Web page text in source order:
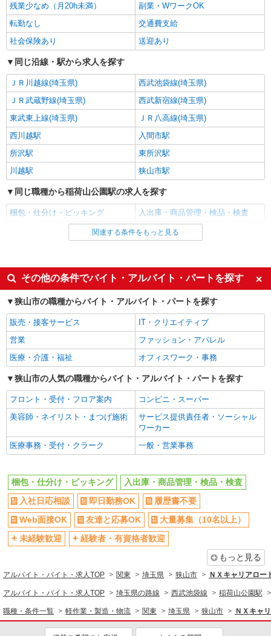
派遣社員
ランスタッド株式会社 所沢支店（所沢事業所）/FTRZ115238
仕分け・ピッキング・梱包
時給1330円 月収例：256700円＝1330円×8時間
×21日勤務＋残業20時間の場合、交通費別途支給
※交通費実費支給／当社規定あり。
埼玉県狭山市上赤坂 入曽駅から車13分
キープ 詳細を見る
派遣社員
ランスタッド株式会社 所沢支店（所沢事業所）/FTRZ115145
仕分け・ピッキング・梱包
時給1500円 お仕事の内容・職種・勤務地によ
り異なります ※交通費実費支給／当社規定あり。
埼玉県狭山市 お仕事内容により異なります
検査
時給1300円 ※交通費実費支給／当社規定あ
り。
埼玉県狭山市広瀬台 狭山市駅より車10分
詳細を見る
SGフィルダー株式会社/W24086-016
荷物・商品仕分け
時給1210円
≪西埼玉事業場≫ 埼玉県狭山市柏原230-7
（佐川急便 西埼玉営業所内）
アルバイト パート
SGフィルダー株式会社/W24086-015
荷物・商品仕分け
時給1210円 ※22:00〜翌5:00の間は深夜手当込
みで時給1，513円になります。
≪西埼玉事業場≫ 埼玉県狭山市柏原230-7
（佐川急便 西埼玉営業所内）
キープ 詳細を見る
残業少なめ（月20h未満）
副業・WワークOK
転勤なし
交通費支給
社会保険あり
送迎あり
同じ沿線・駅から求人を探す
ＪＲ川越線(埼玉県)
西武池袋線(埼玉県)
ＪＲ武蔵野線(埼玉県)
西武新宿線(埼玉県)
東武東上線(埼玉県)
ＪＲ八高線(埼玉県)
西川越駅
入間市駅
所沢駅
東所沢駅
川越駅
狭山市駅
同じ職種から稲荷山公園駅の求人を探す
梱包・仕分け・ピッキング 入出庫・商品管理・検品・検査
同じ雇用形態から稲荷山公園駅の求人を探す
同じ特徴から稲荷山公園駅の求人を探す
入社日応相談
即日勤務OK
履歴書不要
Web面接OK
友達と応募OK
大量募集（10名以上）
未経験歓迎
経験者・有資格者歓迎
大学生歓迎
女性活躍中
主婦・主夫歓迎
フリーター歓迎
学歴不問
ブランクOK
ミドル（40代～）活躍中
エルダー（50代～）活躍中
シニア（60代～）活躍中
高収入・高額
日払い
週払い
短期（3ヶ月以内）
週2～3日勤務OK
時間固定シフト制
時間や曜日が選べる・シフト自由
平日のみ勤務OK
土日祝のみ勤務OK
フルタイム歓迎
早朝
夕方
夜
深夜
服装自由
髪型・髪色自由
髭（ひげ）OK
ピアスOK
関連する条件をもっと見る
その他の条件でバイト・アルバイト・パートを探す
狭山市の職種からバイト・アルバイト・パートを探す
販売・接客サービス
IT・クリエイティブ
営業
ファッション・アパレル
医療・介護・福祉
オフィスワーク・事務
狭山市の人気の職種からバイト・アルバイト・パートを探す
フロント・受付・フロア案内
コンビニ・スーパー
美容師・ネイリスト・まつげ施術
サービス提供責任者・ソーシャル
ワーカー
医療事務・受付・クラーク
一般・営業事務
梱包・仕分け・ピッキング
入出庫・商品管理・検品・検査
入社日応相談
即日勤務OK
履歴書不要
Web面接OK
友達と応募OK
大量募集（10名以上）
未経験歓迎
経験者・有資格者歓迎
もっと見る
アルバイト・バイト・求人TOP 関東 埼玉県 狭山市 ＮＸキャリアロ
アルバイト・バイト・求人TOP 埼玉県の路線 西武池袋線 稲荷山公園駅
職種・条件一覧 軽作業・製造・物流 関東 埼玉県 狭山市 ＮＸキャ